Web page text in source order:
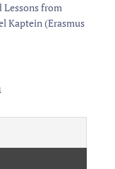
Lessons from
Kaptein (Erasmus